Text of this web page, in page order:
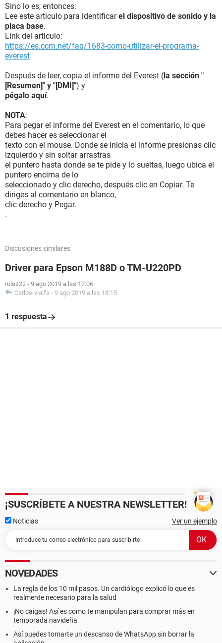
Sino lo es, entonces:
Lee este articulo para identificarel dispositivo de sonido y la
placa base.
Link del articulo:
https://es.ccm.net/faq/1683-como-utilizar-el-programa-
everest
Después de leer, copia el informe del Everest (la sección "
[Resumen]" y "[DMI]") y
pégalo aquí.
NOTA:
Para pegar el informe del Everest en el comentario, lo que
debes hacer es seleccionar el
texto con el mouse. Donde se inicia el informe presionas clic
izquierdo y sin soltar arrastras
el puntero hasta donde se te pide y lo sueltas, luego ubica el
puntero encima de lo
seleccionado y clic derecho, después clic en Copiar. Te
diriges al comentario en blanco,
clic derecho y Pegar.
.
Discusiones similares
Driver para Epson M188D o TM-U220PD
rules22 - 9 ago 2019 a las 17:06
Carlos-vialfa - 9 ago 2019 a las 18:15
1 respuesta
¡SUSCRÍBETE A NUESTRA NEWSLETTER!
Noticias Ver un ejemplo
NOVEDADES
La regla de los 10 mil pasos. Un cardiólogo explicó lo que es
realmente necesario para la salud
¡No caigas! Así es como te manipulan para comprar más en
temporada navideña
Así puedes tomarte un descanso de WhatsApp sin borrar la